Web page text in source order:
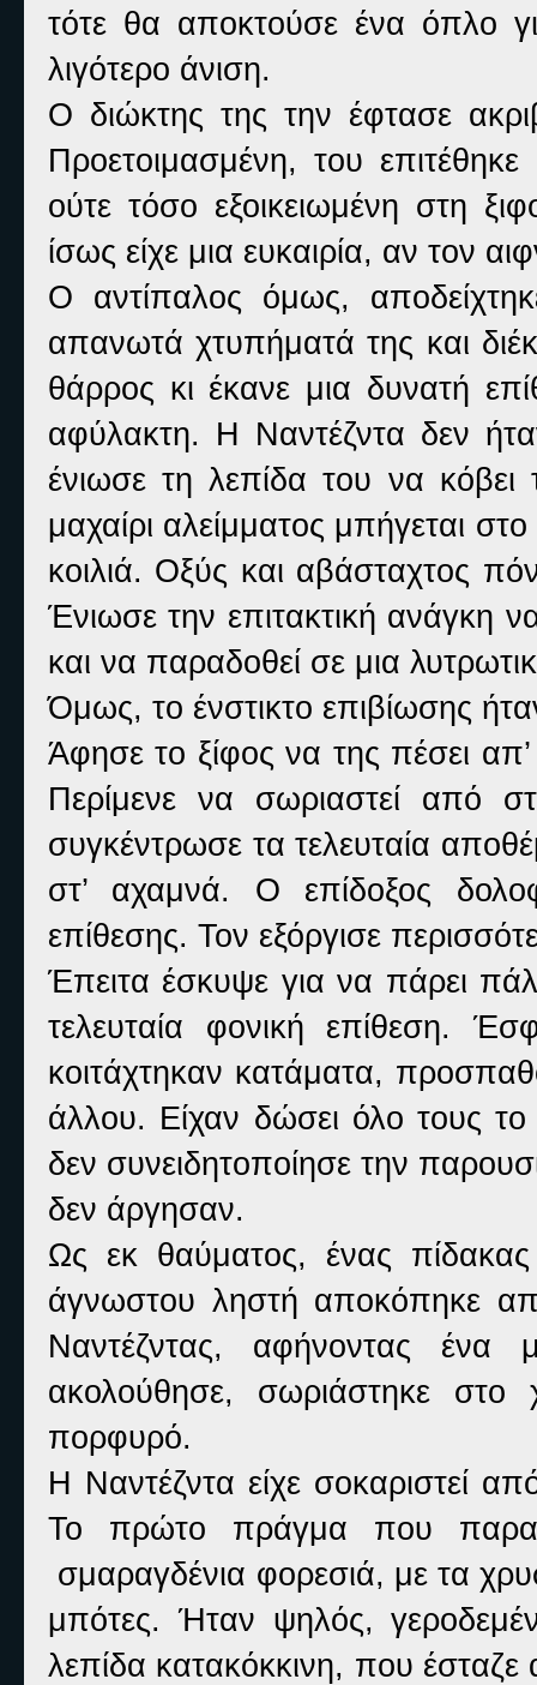
τότε θα αποκτούσε ένα όπλο
λιγότερο άνιση.
Ο διώκτης της την έφτασε
Προετοιμασμένη, του
ούτε τόσο εξοικειωμένη στη
ίσως είχε μια ευκαιρία, αν τον
Ο αντίπαλος όμως,
απανωτά χτυπήματά της και
θάρρος κι έκανε μια δυνατή
αφύλακτη. Η Ναντέζντα δεν
ένιωσε τη λεπίδα του να
μαχαίρι αλείμματος μπήγεται
κοιλιά. Οξύς και αβάσταχτος
Ένιωσε την επιτακτική ανάγκη
και να παραδοθεί σε μια
Όμως, το ένστικτο επιβίωσης
Άφησε το ξίφος να της πέσει απ’
Περίμενε να σωριαστεί από
συγκέντρωσε τα τελευταία
στ’ αχαμνά. Ο επίδοξος
επίθεσης. Τον εξόργισε
Έπειτα έσκυψε για να πάρει
τελευταία φονική επίθεση.
κοιτάχτηκαν κατάματα,
άλλου. Είχαν δώσει όλο τους το
δεν συνειδητοποίησε την
δεν άργησαν.
Ως εκ θαύματος, ένας πίδακας
άγνωστου ληστή αποκόπηκε
Ναντέζντας, αφήνοντας
ακολούθησε, σωριάστηκε
πορφυρό.
Η Ναντέζντα είχε σοκαριστεί
Το πρώτο πράγμα που
σμαραγδένια φορεσιά, με τα
μπότες. Ήταν ψηλός,
λεπίδα κατακόκκινη, που έσταζε